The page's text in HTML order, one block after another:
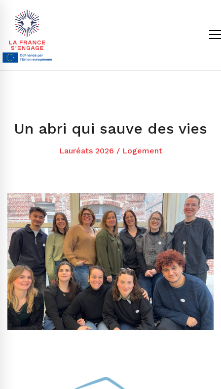
Un abri qui sauve des vies
Lauréats 2026 / Logement